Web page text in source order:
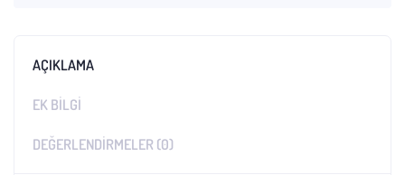
AÇIKLAMA
EK BILGI
DEĞERLENDIRMELER (0)